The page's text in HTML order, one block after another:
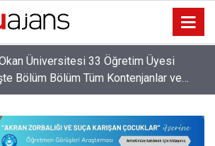
Üniversitesi 33 Öğretim Üyesi
Bölüm Bölüm Tüm Kontenjanlar ve